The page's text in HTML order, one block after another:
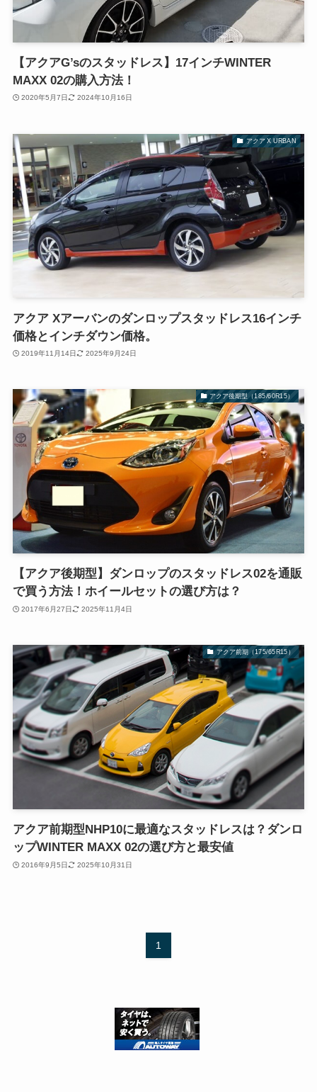
【アクアG’sのスタッドレス】17インチWINTER
MAXX 02の購入方法！
2020年5月7日 2024年10月16日
アクア X URBAN
アクア Xアーバンのダンロップスタッドレス16インチ
価格とインチダウン価格。
2019年11月14日 2025年9月24日
アクア後期型（185/60R15）
【アクア後期型】ダンロップのスタッドレス02を通販
で買う方法！ホイールセットの選び方は？
2017年6月27日 2025年11月4日
アクア前期（175/65R15）
アクア前期型NHP10に最適なスタッドレスは？ダンロ
ップWINTER MAXX 02の選び方と最安値
2016年9月5日 2025年10月31日
1